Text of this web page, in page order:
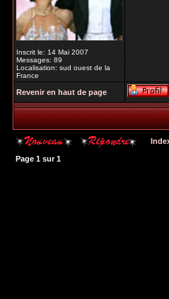
Inscrit le: 14 Mai 2007
Messages: 89
Localisation: sud ouest de la
France
Revenir en haut de page
Page 1 sur1